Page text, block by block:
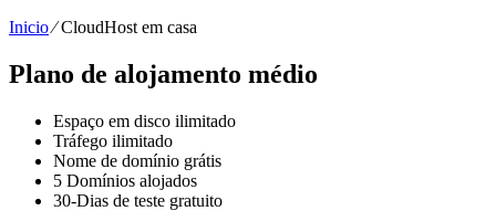
Inicio⁄CloudHost em casa
Plano de alojamento médio
Espaço em disco ilimitado
Tráfego ilimitado
Nome de domínio grátis
5 Domínios alojados
30-Dias de teste gratuito